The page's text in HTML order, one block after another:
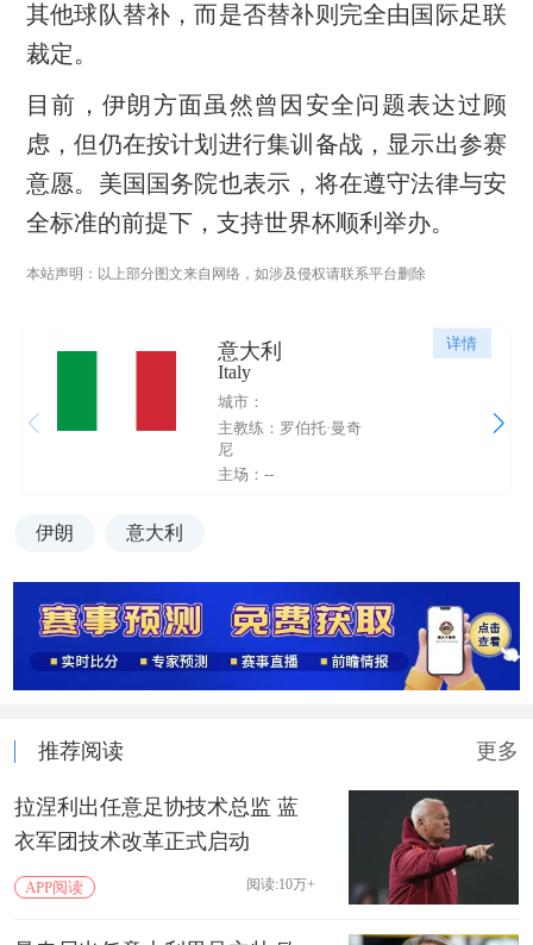
其他球队替补，而是否替补则完全由国际足联
裁定。
目前，伊朗方面虽然曾因安全问题表达过顾
虑，但仍在按计划进行集训备战，显示出参赛
意愿。美国国务院也表示，将在遵守法律与安
全标准的前提下，支持世界杯顺利举办。
本站声明：以上部分图文来自网络，如涉及侵权请联系平台删除
详情
意大利
Italy
城市：
主教练：罗伯托·曼奇
尼
主场：--
伊朗 意大利
推荐阅读 更多
拉涅利出任意足协技术总监 蓝
衣军团技术改革正式启动
APP阅读 阅读:10万+